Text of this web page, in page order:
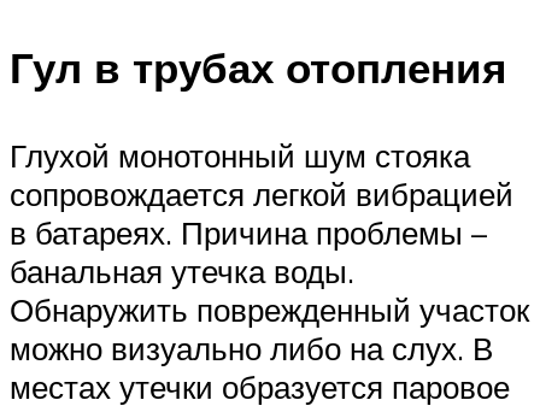
Гул в трубах отопления
Глухой монотонный шум стояка
сопровождается легкой вибрацией
в батареях. Причина проблемы –
банальная утечка воды.
Обнаружить поврежденный участок
можно визуально либо на слух. В
местах утечки образуется паровое